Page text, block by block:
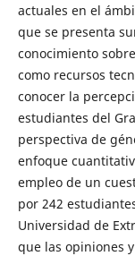
actuales en el
que se presenta
conocimiento
como recursos
conocer la
estudiantes del
perspectiva de
enfoque
empleo de un
por 242
Universidad de
que las opiniones